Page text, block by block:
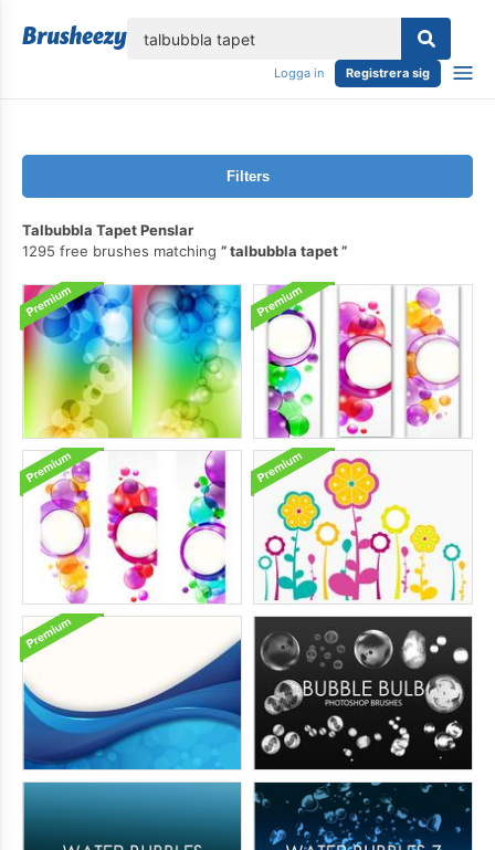
Logga in Registrera sig
Filters
Talbubbla Tapet Penslar
1295 free brushes matching
talbubbla tapet